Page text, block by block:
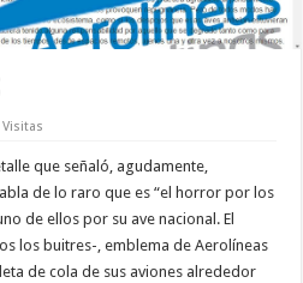
Visitas
que señaló, agudamente,
de lo raro que es “el horror por los
de ellos por su ave nacional. El
los buitres-, emblema de Aerolíneas
de cola de sus aviones alrededor